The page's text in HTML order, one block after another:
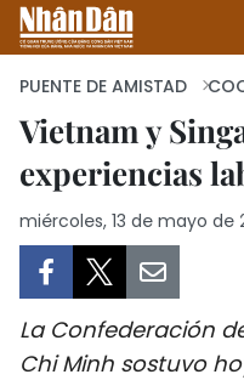
PUENTE DE AMISTAD
Vietnam y
experiencias
miércoles, 13 de mayo de
La Confederación
Chi Minh sostuvo